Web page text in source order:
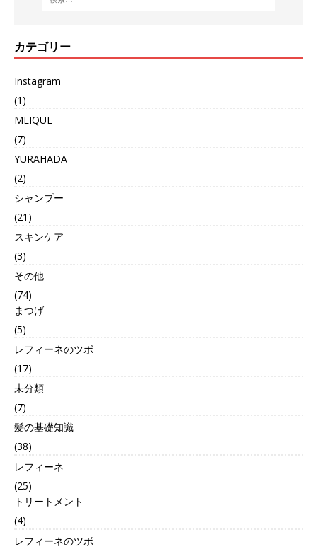
カテゴリー
Instagram
(1)
MEIQUE
(7)
YURAHADA
(2)
シャンプー
(21)
スキンケア
(3)
その他
(74)
まつげ
(5)
レフィーネのツボ
(17)
未分類
(7)
髪の基礎知識
(38)
レフィーネ
(25)
トリートメント
(4)
レフィーネのツボ